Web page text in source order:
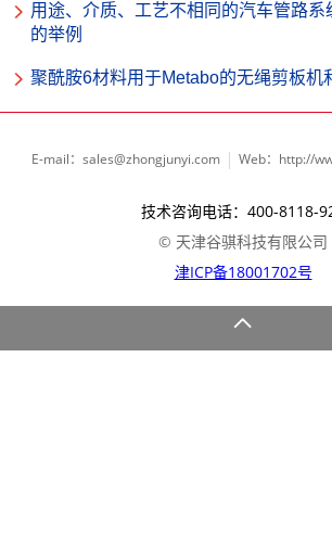
用途、介质、工艺不相同的汽车管路系
的举例
聚酰胺6材料用于Metabo的无绳剪板机
E-mail：sales@zhongjunyi.com Web：http://
技术咨询电话：400-8118-
© 天津谷骐科技有限公司
津ICP备18001702号